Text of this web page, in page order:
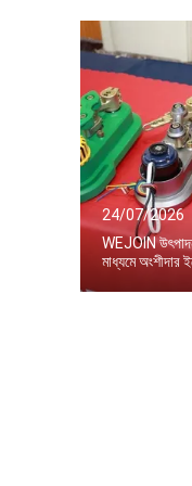
24/07/2026
WEJOIN
মাধ্যমে অংশীদার